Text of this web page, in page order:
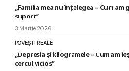
„Familia mea nu înțelegea – Cum am
suport”
3 Martie 2026
POVEȘTI REALE
„Depresia și kilogramele – Cum am
cercul vicios”